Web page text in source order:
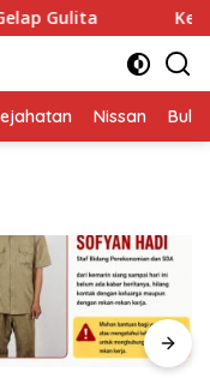
Ketua HMPS
Nissan